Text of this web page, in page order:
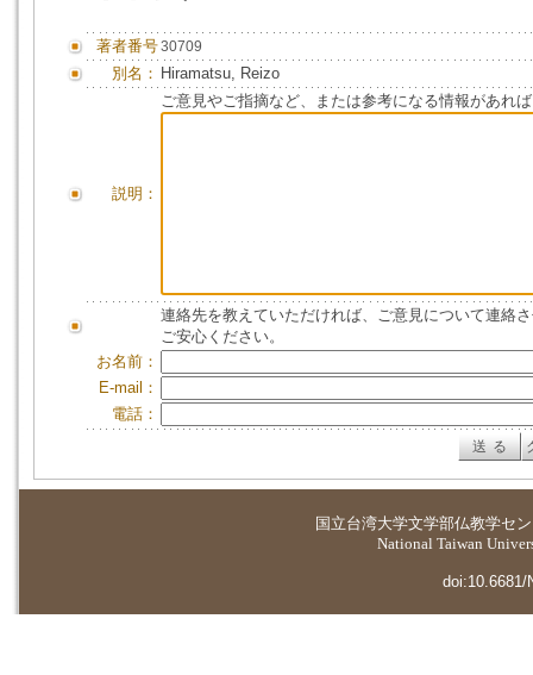
著者番号30709
別名： Hiramatsu, Reizo
説明：
ご意見やご指摘など、または参考になる情報があれ
連絡先を教えていただければ、ご意見について連絡
ご安心ください。
お名前：
E-mail：
電話：
国立台湾大学文学部仏教学セ
National Taiwan
doi:10.6681/